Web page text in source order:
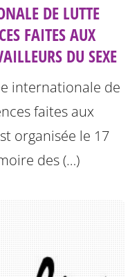
DE LUTTE
FAITES AUX
DU SEXE
internationale de
faites aux
organisée le 17
des (…)